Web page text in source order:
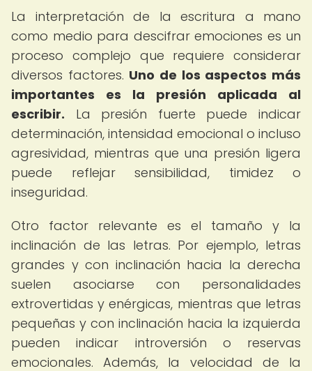
La interpretación de la escritura a mano
como medio para descifrar emociones es un
proceso complejo que requiere considerar
diversos factores. Uno de los aspectos más
importantes es la presión aplicada al
escribir. La presión fuerte puede indicar
determinación, intensidad emocional o incluso
agresividad, mientras que una presión ligera
puede reflejar sensibilidad, timidez o
inseguridad.
Otro factor relevante es el tamaño y la
inclinación de las letras. Por ejemplo, letras
grandes y con inclinación hacia la derecha
suelen asociarse con personalidades
extrovertidas y enérgicas, mientras que letras
pequeñas y con inclinación hacia la izquierda
pueden indicar introversión o reservas
emocionales. Además, la velocidad de la